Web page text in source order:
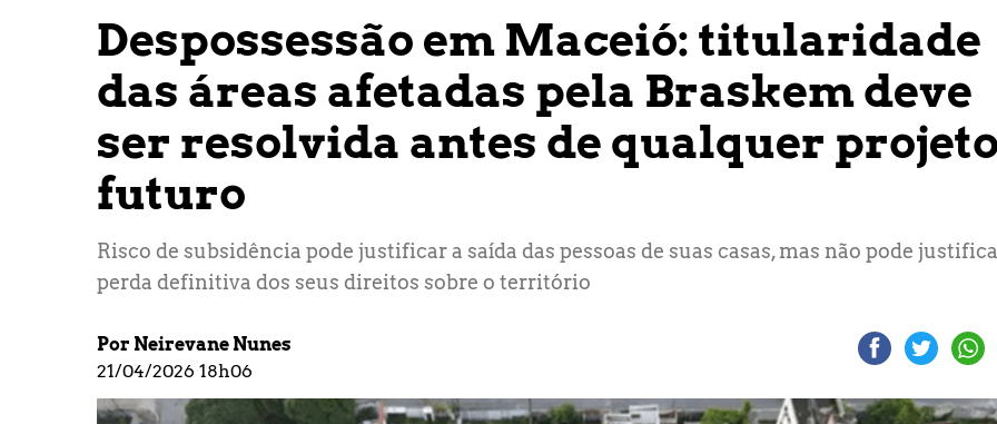
Despossessão em Maceió: titularidade
das áreas afetadas pela Braskem deve
ser resolvida antes de qualquer projeto
futuro
Risco de subsidência pode justificar a saída das pessoas de suas casas, mas não pode
perda definitiva dos seus direitos sobre o território
Por Neirevane Nunes
21/04/2026 18h06